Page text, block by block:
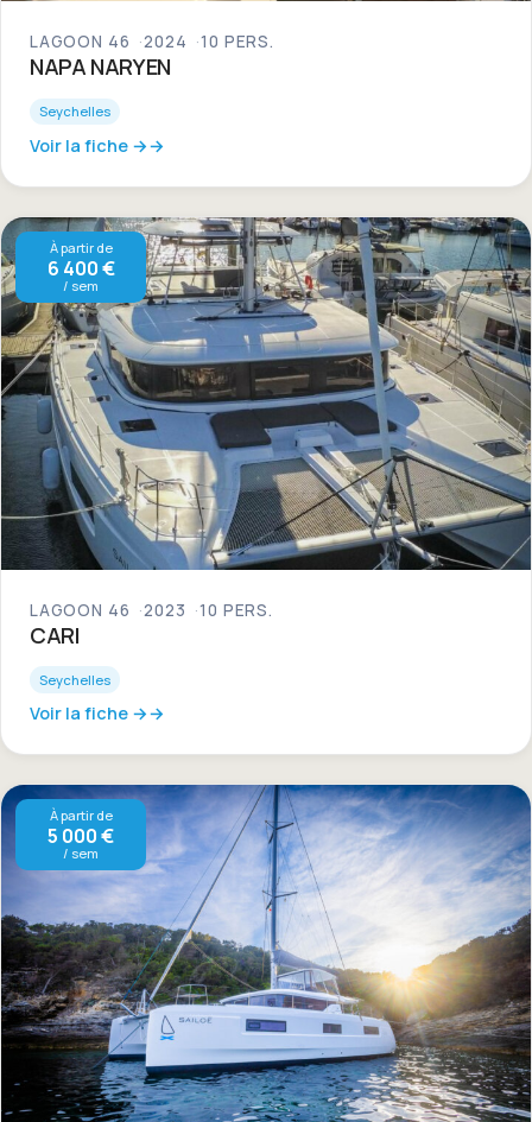
LAGOON 46 2024 10 PERS.
NAPA NARYEN
Seychelles
Voir la fiche →
À partir de
6 400 €
/ sem
LAGOON 46 2023 10 PERS.
CARI
Seychelles
Voir la fiche →
À partir de
5 000 €
/ sem